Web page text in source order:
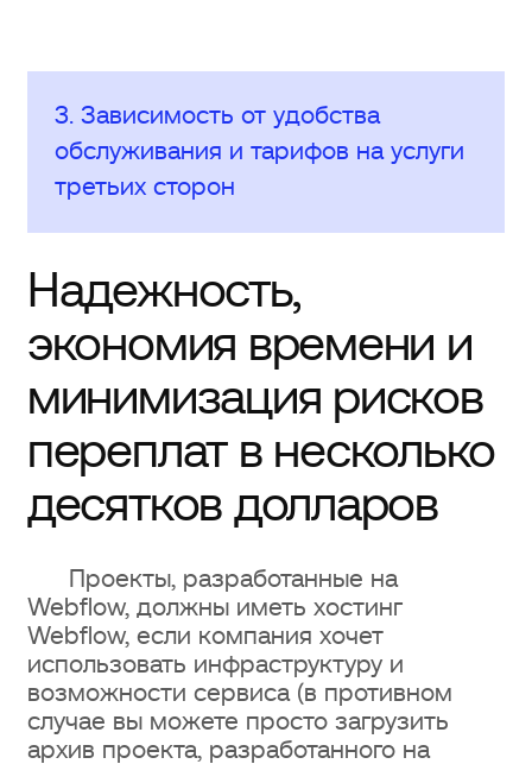
3. Зависимость от удобства
обслуживания и тарифов на услуги
третьих сторон
Надежность,
экономия времени и
минимизация рисков
переплат в несколько
десятков долларов
Проекты, разработанные на
Webflow, должны иметь хостинг
Webflow, если компания хочет
использовать инфраструктуру и
возможности сервиса (в противном
случае вы можете просто загрузить
архив проекта, разработанного на